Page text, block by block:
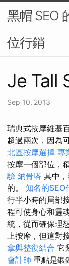
黑帽 SEO
位行銷
Je Tall
Sep 10, 2013
瑞典式按摩維基
超過兩次，因為
北區按摩選擇 專
按摩一個部位，
驗 納骨塔 其中
的。 知名的SEO
行半小時的局部
程可使身心和靈
統，從而確保理
上按摩，但這對
拿與整復結合 它
會計師 重點是鍛